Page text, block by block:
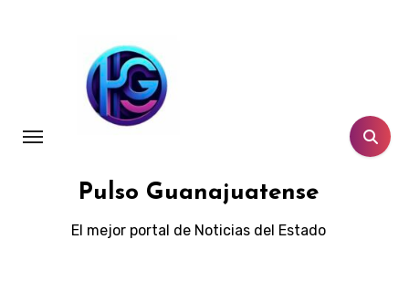
Pulso Guanajuatense
El mejor portal de Noticias del Estado